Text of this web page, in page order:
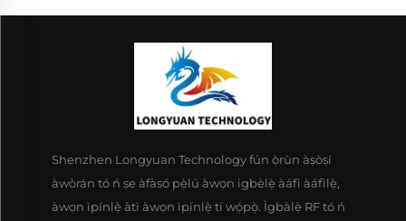
Shenzhen Longyuan Technology fún ọ̀rùn àṣòṣí
àwòrán tó ń ṣe àfàsó pẹ̀lú àwọn igbèlẹ̀ àáfì àáfìlẹ̀,
àwọn ìpínlẹ̀ àtì àwọn ìpínlẹ̀ tí wọ́pọ̀. Ìgbàlẹ̀ RF tó ń